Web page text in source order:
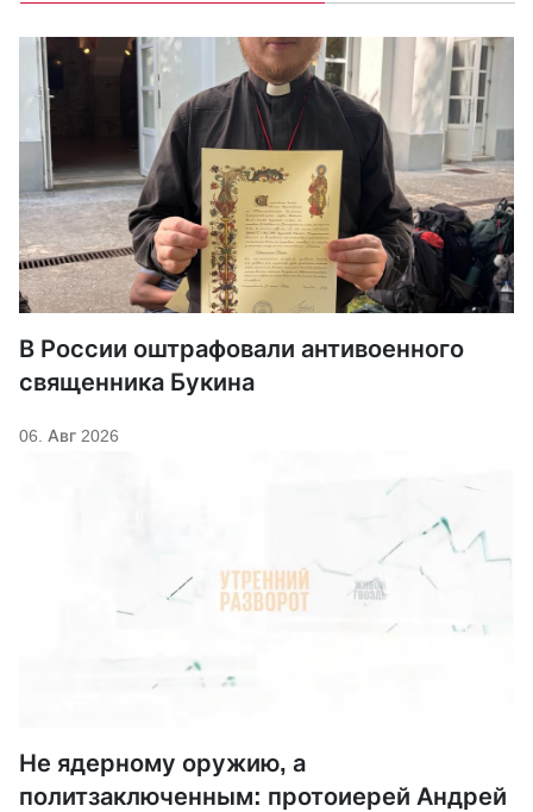
В России оштрафовали антивоенного
священника Букина
06. Авг 2026
Не ядерному оружию, а
политзаключенным: протоиерей Андрей